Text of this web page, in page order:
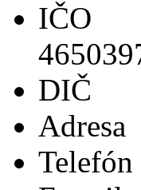
IČO
DIČ
Adresa
Telefón